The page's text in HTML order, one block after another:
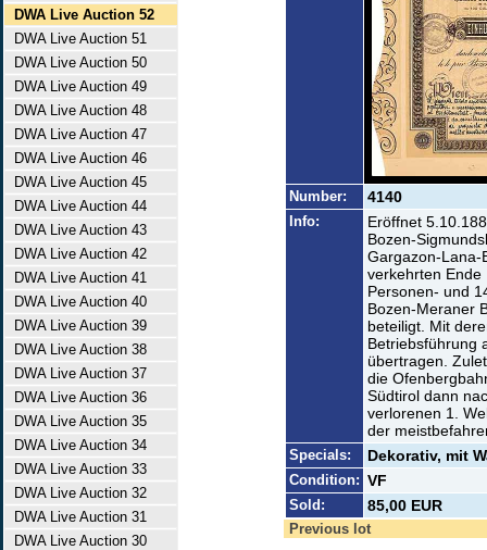
DWA Live Auction 52
DWA Live Auction 51
DWA Live Auction 50
DWA Live Auction 49
DWA Live Auction 48
DWA Live Auction 47
DWA Live Auction 46
DWA Live Auction 45
DWA Live Auction 44
DWA Live Auction 43
DWA Live Auction 42
DWA Live Auction 41
DWA Live Auction 40
DWA Live Auction 39
DWA Live Auction 38
DWA Live Auction 37
DWA Live Auction 36
DWA Live Auction 35
DWA Live Auction 34
DWA Live Auction 33
DWA Live Auction 32
DWA Live Auction 31
DWA Live Auction 30
Number: 4140
Info:
Eröffnet
Bozen-
Gargazon-Lana-
verkehrten Ende
Personen- und
Bozen-Meraner
beteiligt. Mit
Betriebsführung
übertragen.
die
Südtirol dann
verlorenen 1.
der
Specials: Dekorativ, mit
Condition: VF
Sold: 85,00 EUR
Previous lot